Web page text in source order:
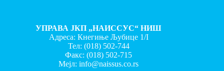
УПРАВА ЈКП „НАИССУС“ НИШ
Адреса: Кнегиње Љубице 1/I
Тел: (018) 502-744
Факс:(018) 502-715
Мејл:info@naissus.co.rs